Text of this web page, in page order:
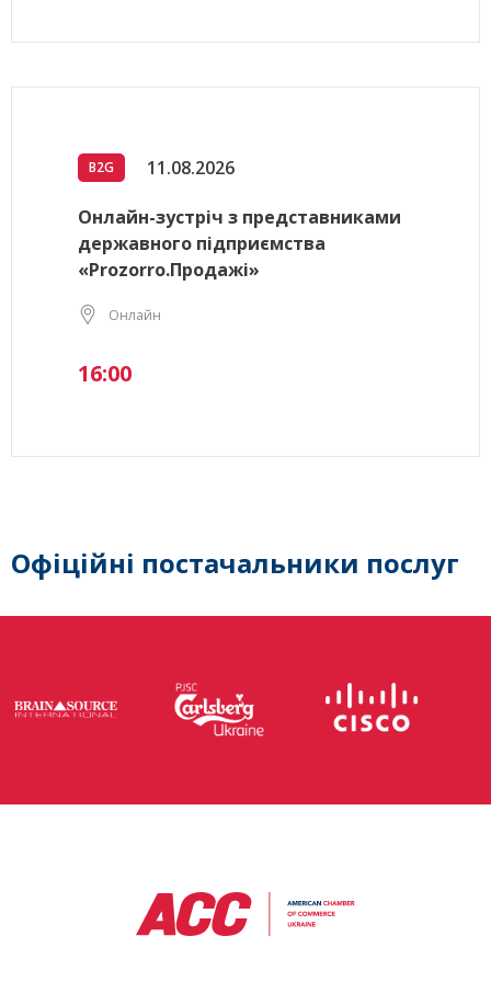
B2G 11.08.2026
Онлайн-зустріч з представниками
державного підприємства
«Prozorro.Продажі»
Онлайн
16:00
Офіційні постачальники послуг